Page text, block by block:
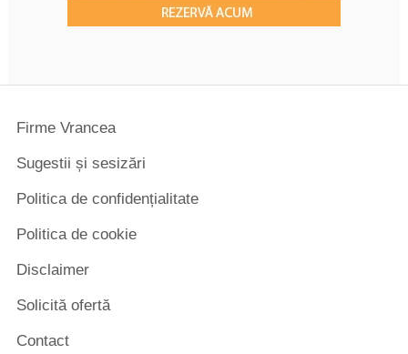
Firme Vrancea
Sugestii și sesizări
Politica de confidențialitate
Politica de cookie
Disclaimer
Solicită ofertă
Contact